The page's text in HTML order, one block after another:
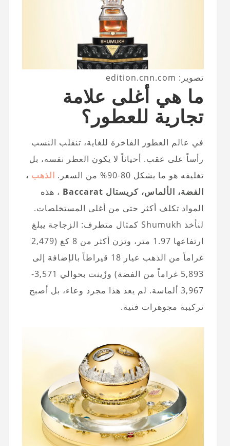
تصوير: edition.cnn.com
ما هي أغلى علامة
تجارية للعطور؟
في عالم العطور الفاخرة للغاية، تنقلب النسب
رأساً على عقب. أحياناً لا يكون العطر نفسه، بل
تغليفه هو ما يشكل 80-90% من السعر.
الذهب ،
الفضة، الألماس، كريستال Baccarat
، هذه
المواد تكلف أكثر حتى من أغلى المستخلصات.
لنأخذ Shumukh كمثال متطرف: الزجاجة يبلغ
ارتفاعها 1.97 متر، وتزن أكثر من 8 كغ (2,479
غراماً من الذهب عيار 18 قيراطاً بالإضافة إلى
5,893 غراماً من الفضة) وزُينت بحوالي 3,571-
3,967 ألماسة. لم يعد هذا مجرد وعاء، بل أصبح
تركيبة مجوهرات فنية.